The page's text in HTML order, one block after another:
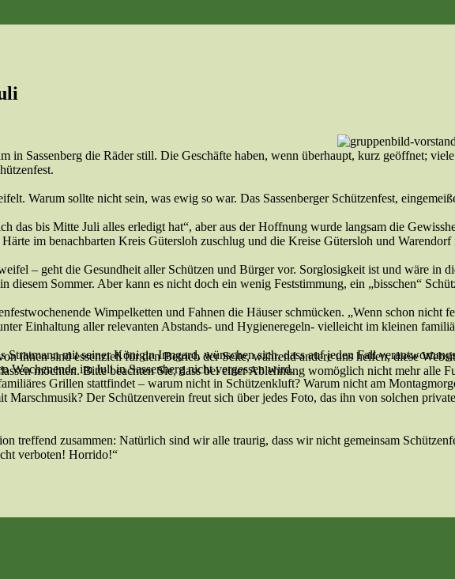
in Sassenberg die Räder still. Die Geschäfte haben, wenn überhaupt, kurz geöffnet;
Warum sollte nicht sein, was ewig so war. Das Sassenberger Schützenfest,
das bis Mitte Juli alles erledigt hat“, aber aus der Hoffnung wurde langsam die
im benachbarten Kreis Gütersloh zuschlug und die Kreise Gütersloh und
– geht die Gesundheit aller Schützen und Bürger vor. Sorglosigkeit ist und wäre in
diesem Sommer. Aber kann es nicht doch ein wenig Feststimmung, ein „bisschen“
Wimpelketten und Fahnen die Häuser schmücken. „Wenn schon nicht
Einhaltung aller relevanten Abstands- und Hygieneregeln- vielleicht im kleinen
Stratmann mit seiner Königin Irmgard, wünschen sich, dass auf jeden Fall
Wochenende im Juli in Sassenberg nicht vergessen wird.
Grillen stattfindet – warum nicht in Schützenkluft? Warum nicht am
Der Schützenverein freut sich über jedes Foto, das ihn von solchen
treffend zusammen: Natürlich sind wir alle traurig, dass wir nicht gemeinsam
verboten! Horrido!“
ihnen sind essenziell für den Betrieb der Seite, während andere uns helfen, diese
möchten. Bitte beachten Sie, dass bei einer Ablehnung womöglich nicht mehr alle